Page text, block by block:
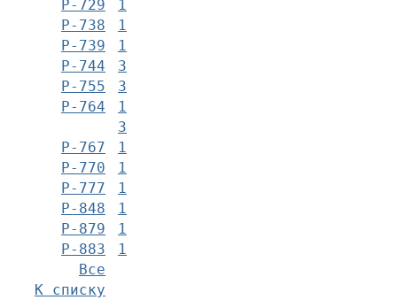
Р-729
1
Р-738
1
Р-739
1
Р-744
3
Р-755
3
Р-764
1
3
Р-767
1
Р-770
1
Р-777
1
Р-848
1
Р-879
1
Р-883
1
Все
К списку